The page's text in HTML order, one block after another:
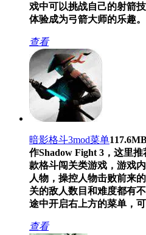
戏中可以挑战自己的射箭
体验成为弓箭大师的乐趣。
查看
暗影格斗3mod菜单
作Shadow Fight 3，这里
款格斗闯关类游戏，游戏
人物，操控人物击败前来
关的敌人数目和难度都有
途中开启右上方的菜单，
查看